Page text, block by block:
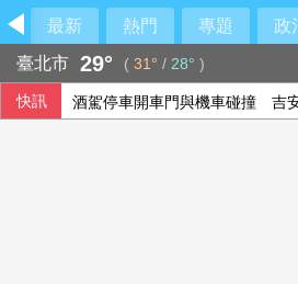
最新 熱門 專題 政
臺北市 29° ( 31° / 28° )
快訊 酒駕停車開車門與機車碰撞 吉